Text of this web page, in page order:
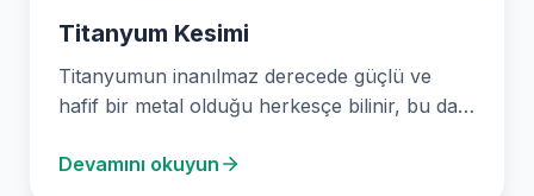
Titanyum Kesimi
Titanyumun inanılmaz derecede güçlü ve
hafif bir metal olduğu herkesçe bilinir, bu da
uygulamalarda kullanışlı…
Devamını okuyun